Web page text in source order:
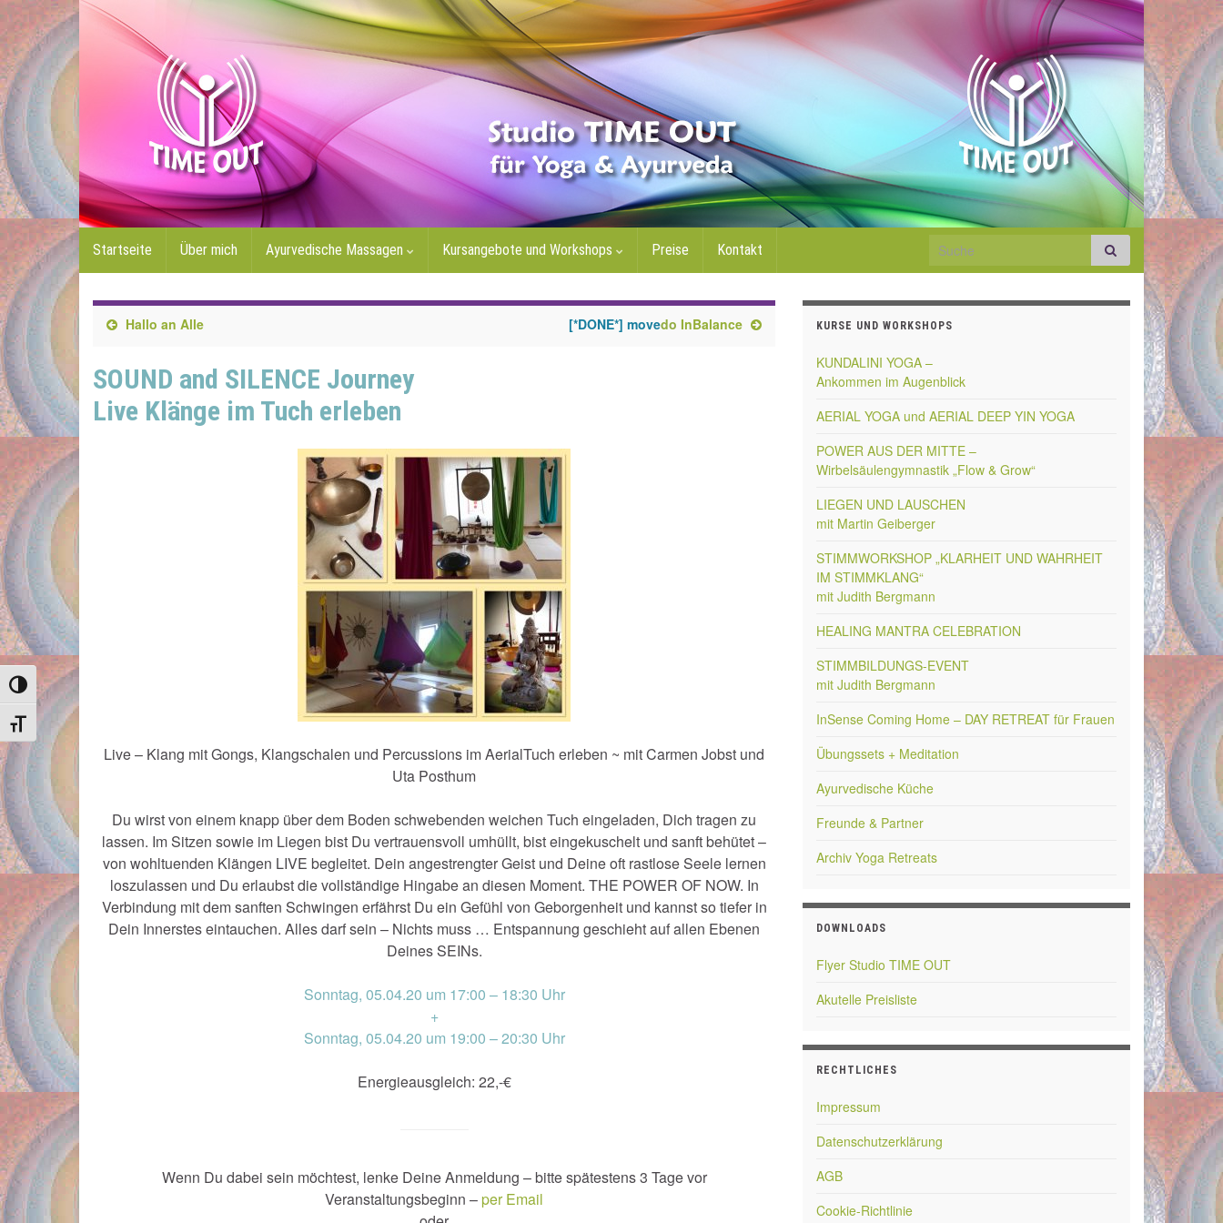
Umschalten auf hohe Kontraste
Schrift vergrößern
Startseite Über mich Ayurvedische Massagen Kursangebote und Workshops Preise Kontakt Search for:
Hallo an Alle [*DONE*] movedo InBalance
SOUND and SILENCE Journey
Live Klänge im Tuch erleben
Live – Klang mit Gongs, Klangschalen und Percussions im AerialTuch erleben ~ mit Carmen Jobst und
Uta Posthum
Du wirst von einem knapp über dem Boden schwebenden weichen Tuch eingeladen, Dich tragen zu
lassen. Im Sitzen sowie im Liegen bist Du vertrauensvoll umhüllt, bist eingekuschelt und sanft behütet –
von wohltuenden Klängen LIVE begleitet. Dein angestrengter Geist und Deine oft rastlose Seele lernen
loszulassen und Du erlaubst die vollständige Hingabe an diesen Moment. THE POWER OF NOW. In
Verbindung mit dem sanften Schwingen erfährst Du ein Gefühl von Geborgenheit und kannst so tiefer in
Dein Innerstes eintauchen. Alles darf sein – Nichts muss … Entspannung geschieht auf allen Ebenen
Deines SEINs.
Sonntag, 05.04.20 um 17:00 – 18:30 Uhr
+
Sonntag, 05.04.20 um 19:00 – 20:30 Uhr
Energieausgleich: 22,-€
Wenn Du dabei sein möchtest, lenke Deine Anmeldung – bitte spätestens 3 Tage vor
Veranstaltungsbeginn –per Email
KURSE UND WORKSHOPS
KUNDALINI YOGA –
Ankommen im Augenblick
AERIAL YOGA und AERIAL DEEP YIN YOGA
POWER AUS DER MITTE –
Wirbelsäulengymnastik „Flow & Grow“
LIEGEN UND LAUSCHEN
mit Martin Geiberger
STIMMWORKSHOP „KLARHEIT UND WAHRHEIT
IM STIMMKLANG“
mit Judith Bergmann
HEALING MANTRA CELEBRATION
STIMMBILDUNGS-EVENT
mit Judith Bergmann
InSense Coming Home – DAY RETREAT für Frauen
Übungssets + Meditation
Ayurvedische Küche
Freunde & Partner
Archiv Yoga Retreats
DOWNLOADS
Flyer Studio TIME OUT
Akutelle Preisliste
RECHTLICHES
Impressum
Datenschutzerklärung
AGB
Cookie-Richtlinie